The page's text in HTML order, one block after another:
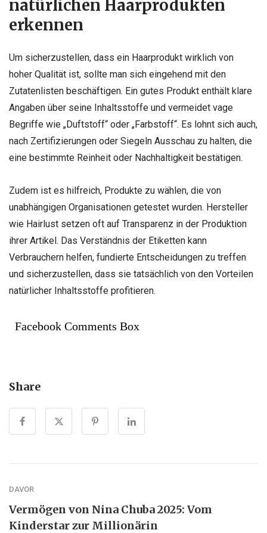
natürlichen Haarprodukten
erkennen
Um sicherzustellen, dass ein Haarprodukt wirklich von
hoher Qualität ist, sollte man sich eingehend mit den
Zutatenlisten beschäftigen. Ein gutes Produkt enthält klare
Angaben über seine Inhaltsstoffe und vermeidet vage
Begriffe wie „Duftstoff“ oder „Farbstoff“. Es lohnt sich auch,
nach Zertifizierungen oder Siegeln Ausschau zu halten, die
eine bestimmte Reinheit oder Nachhaltigkeit bestätigen.
Zudem ist es hilfreich, Produkte zu wählen, die von
unabhängigen Organisationen getestet wurden. Hersteller
wie Hairlust setzen oft auf Transparenz in der Produktion
ihrer Artikel. Das Verständnis der Etiketten kann
Verbrauchern helfen, fundierte Entscheidungen zu treffen
und sicherzustellen, dass sie tatsächlich von den Vorteilen
natürlicher Inhaltsstoffe profitieren.
Facebook Comments Box
Share
DAVOR
Vermögen von Nina Chuba 2025: Vom
Kinderstar zur Millionärin